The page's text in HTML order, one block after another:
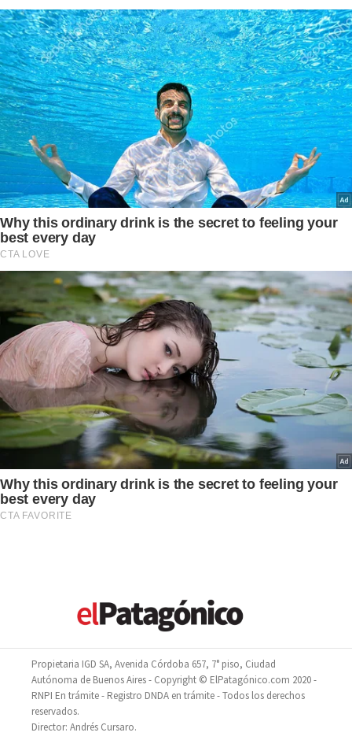
Propietaria IGD SA, Avenida Córdoba 657, 7° piso, Ciudad
Autónoma de Buenos Aires - Copyright © ElPatagónico.com 2020 -
RNPI En trámite - Registro DNDA en trámite - Todos los derechos
reservados.
Director: Andrés Cursaro.